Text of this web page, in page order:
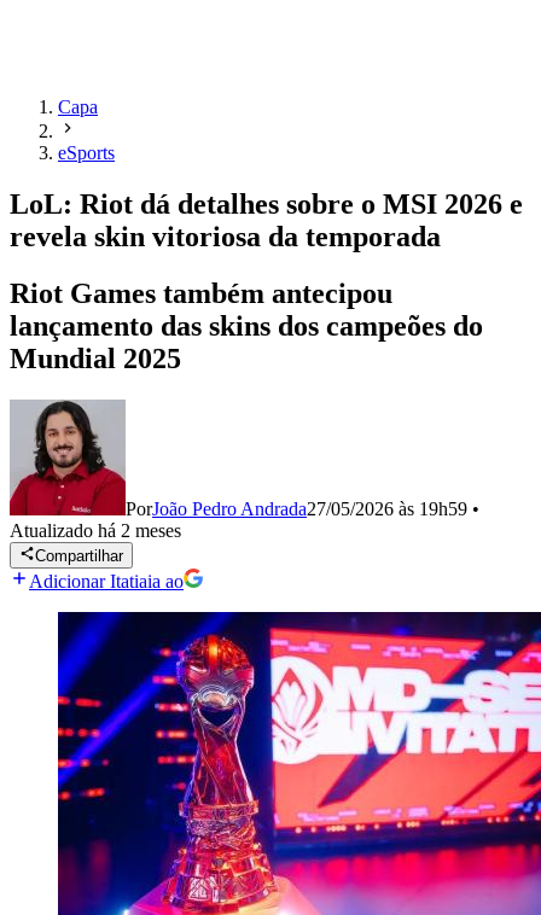
Capa
eSports
LoL: Riot dá detalhes sobre o MSI 2026 e
revela skin vitoriosa da temporada
Riot Games também antecipou
lançamento das skins dos campeões do
Mundial 2025
PorJoão Pedro Andrada27/05/2026 às 19h59 •
Atualizado há 2 meses
Compartilhar
Adicionar Itatiaia ao